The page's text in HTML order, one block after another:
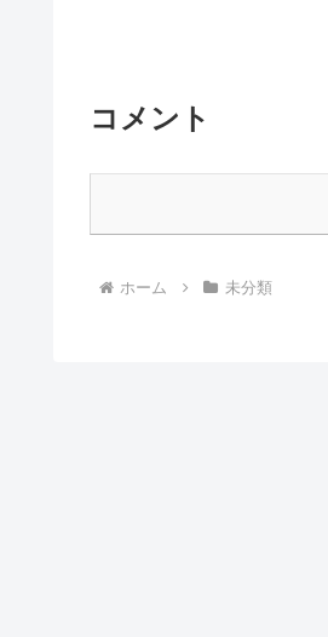
コメント
ホーム 未分類